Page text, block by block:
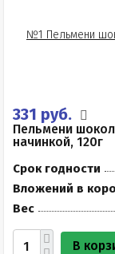
331 руб.
Пельмени
начинкой, 120г
Срок годности
Вложений в
Вес
В